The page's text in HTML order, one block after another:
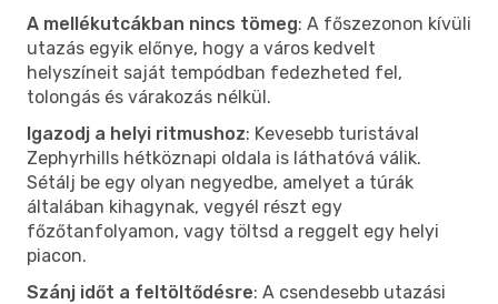
A mellékutcákban nincs tömeg: A főszezonon kívüli
utazás egyik előnye, hogy a város kedvelt
helyszíneit saját tempódban fedezheted fel,
tolongás és várakozás nélkül.
Igazodj a helyi ritmushoz: Kevesebb turistával
Zephyrhills hétköznapi oldala is láthatóvá válik.
Sétálj be egy olyan negyedbe, amelyet a túrák
általában kihagynak, vegyél részt egy
főzőtanfolyamon, vagy töltsd a reggelt egy helyi
piacon.
Szánj időt a feltöltődésre: A csendesebb utazási